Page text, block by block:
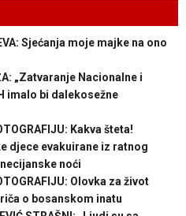
Sjećanja moje majke na ono
„Zatvaranje Nacionalne i
imalo bi dalekosežne
Kakva šteta!
djece evakuirane iz ratnog
noći
Olovka za život
o bosanskom inatu